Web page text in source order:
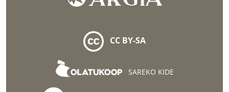
CC BY-SA
SAREKO KIDE